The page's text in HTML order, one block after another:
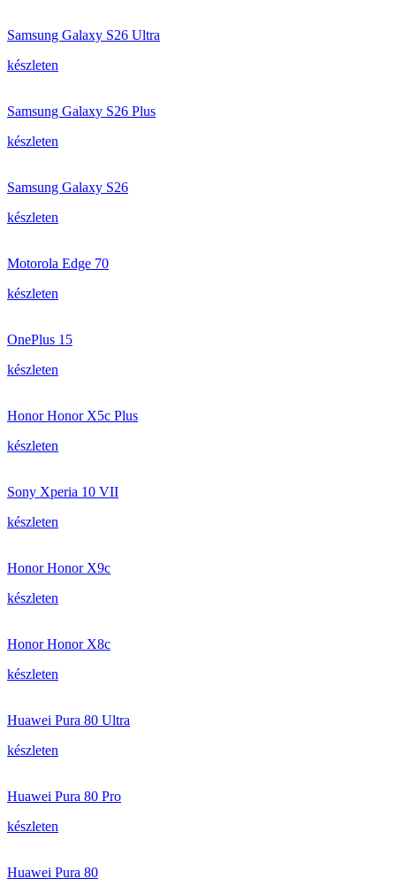
Samsung Galaxy S26 Ultra
készleten
Samsung Galaxy S26 Plus
készleten
Samsung Galaxy S26
készleten
Motorola Edge 70
készleten
OnePlus 15
készleten
Honor Honor X5c Plus
készleten
Sony Xperia 10 VII
készleten
Honor Honor X9c
készleten
Honor Honor X8c
készleten
Huawei Pura 80 Ultra
készleten
Huawei Pura 80 Pro
készleten
Huawei Pura 80